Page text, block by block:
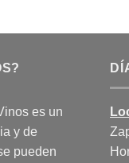
es un
y de
pueden